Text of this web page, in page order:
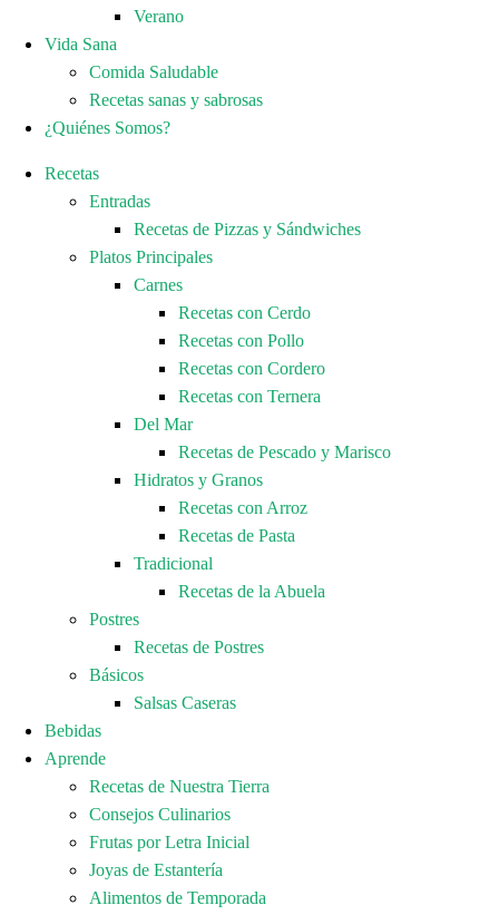
Verano
Vida Sana
Comida Saludable
Recetas sanas y sabrosas
¿Quiénes Somos?
Recetas
Entradas
Recetas de Pizzas y Sándwiches
Platos Principales
Carnes
Recetas con Cerdo
Recetas con Pollo
Recetas con Cordero
Recetas con Ternera
Del Mar
Recetas de Pescado y Marisco
Hidratos y Granos
Recetas con Arroz
Recetas de Pasta
Tradicional
Recetas de la Abuela
Postres
Recetas de Postres
Básicos
Salsas Caseras
Bebidas
Aprende
Recetas de Nuestra Tierra
Consejos Culinarios
Frutas por Letra Inicial
Joyas de Estantería
Alimentos de Temporada